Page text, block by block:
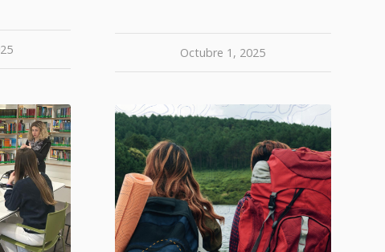
Octubre 1, 2025